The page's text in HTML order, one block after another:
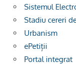
Sistemul
Stadiu cereri
Urbanism
ePetiții
Portal integrat